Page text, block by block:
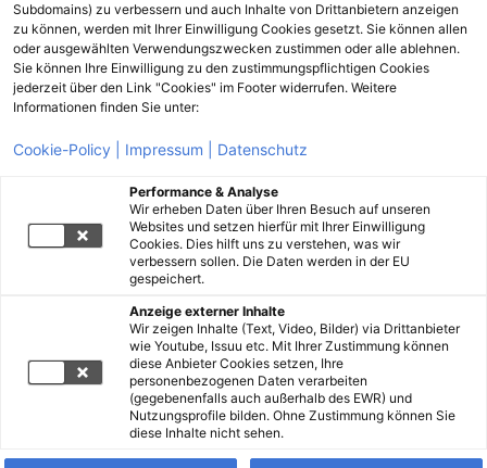
Subdomains) zu verbessern und auch Inhalte von Drittanbietern anzeigen
zu können, werden mit Ihrer Einwilligung Cookies gesetzt. Sie können allen
oder ausgewählten Verwendungszwecken zustimmen oder alle ablehnen.
Sie können Ihre Einwilligung zu den zustimmungspflichtigen Cookies
jederzeit über den Link "Cookies" im Footer widerrufen. Weitere
Informationen finden Sie unter:
Cookie-Policy | Impressum | Datenschutz
Performance & Analyse
Wir erheben Daten über Ihren Besuch auf unseren
Websites und setzen hierfür mit Ihrer Einwilligung
Cookies. Dies hilft uns zu verstehen, was wir
verbessern sollen. Die Daten werden in der EU
gespeichert.
Anzeige externer Inhalte
Wir zeigen Inhalte (Text, Video, Bilder) via Drittanbieter
wie Youtube, Issuu etc. Mit Ihrer Zustimmung können
diese Anbieter Cookies setzen, Ihre
personenbezogenen Daten verarbeiten
(gegebenenfalls auch außerhalb des EWR) und
Nutzungsprofile bilden. Ohne Zustimmung können Sie
diese Inhalte nicht sehen.